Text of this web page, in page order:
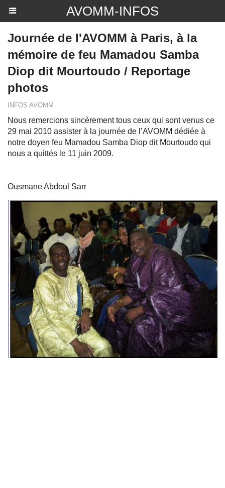
AVOMM-INFOS
Journée de l'AVOMM à Paris, à la
mémoire de feu Mamadou Samba
Diop dit Mourtoudo / Reportage
photos
INFOS AVOMM
Nous remercions sincèrement tous ceux qui sont venus ce
29 mai 2010 assister à la journée de l’AVOMM dédiée à
notre doyen feu Mamadou Samba Diop dit Mourtoudo qui
nous a quittés le 11 juin 2009.
Ousmane Abdoul Sarr